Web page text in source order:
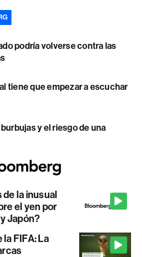
podría volverse contra las
tiene que empezar a escuchar
y el riesgo de una
la inusual
el yen por
Japón?
la FIFA: La